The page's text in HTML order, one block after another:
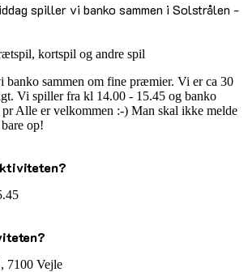
spiller vi banko sammen i Solstrålen -
kortspil og andre spil
banko sammen om fine præmier. Vi er ca 30
Vi spiller fra kl 14.00 - 15.45 og banko
Alle er velkommen :-) Man skal ikke melde
op!
7100 Vejle